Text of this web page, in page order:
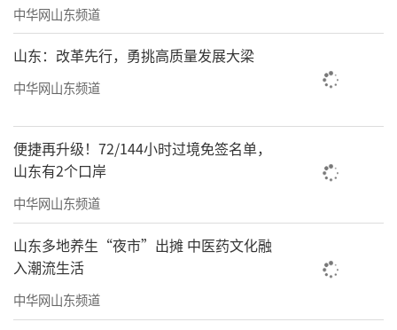
中华网山东频道
山东：改革先行，勇挑高质量发展大梁
中华网山东频道
便捷再升级！72/144小时过境免签名单，
山东有2个口岸
中华网山东频道
山东多地养生“夜市”出摊 中医药文化融
入潮流生活
中华网山东频道